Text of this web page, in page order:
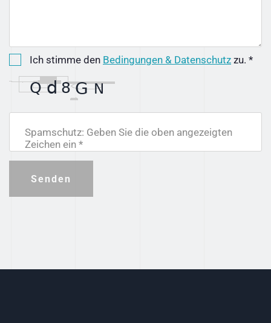
Ich stimme den Bedingungen & Datenschutz zu. *
Spamschutz: Geben Sie die oben angezeigten
Zeichen ein *
Senden